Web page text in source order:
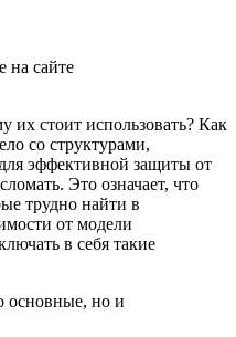
на сайте
их стоит использовать? Как
со структурами,
эффективной защиты от
Это означает, что
трудно найти в
от модели
в себя такие
основные, но и